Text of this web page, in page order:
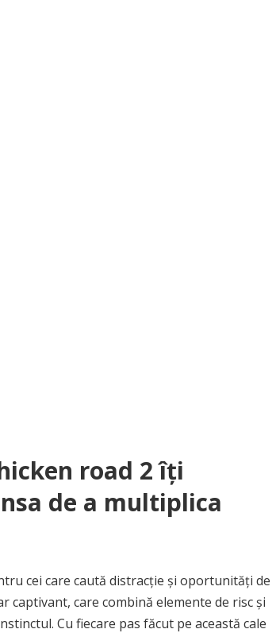
road 2 îți
de a multiplica
cei care caută distracție și oportunități de
captivant, care combină elemente de risc și
Cu fiecare pas făcut pe această cale